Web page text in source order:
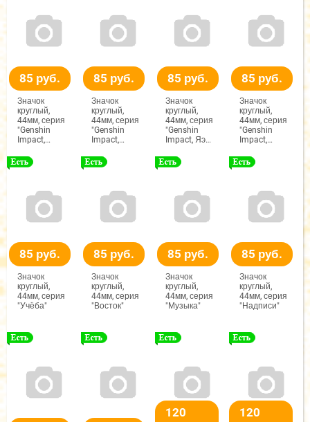
85 руб.
Значок
круглый,
44мм, серия
"Genshin
Impact,
85 руб.
Значок
круглый,
44мм, серия
"Genshin
Impact,
85 руб.
Значок
круглый,
44мм, серия
"Genshin
Impact, Яэ
85 руб.
Значок
круглый,
44мм, серия
"Genshin
Impact,
85 руб.
Значок
круглый,
44мм, серия
"Учёба"
85 руб.
Значок
круглый,
44мм, серия
"Восток"
85 руб.
Значок
круглый,
44мм, серия
"Музыка"
85 руб.
Значок
круглый,
44мм, серия
"Надписи"
120
120